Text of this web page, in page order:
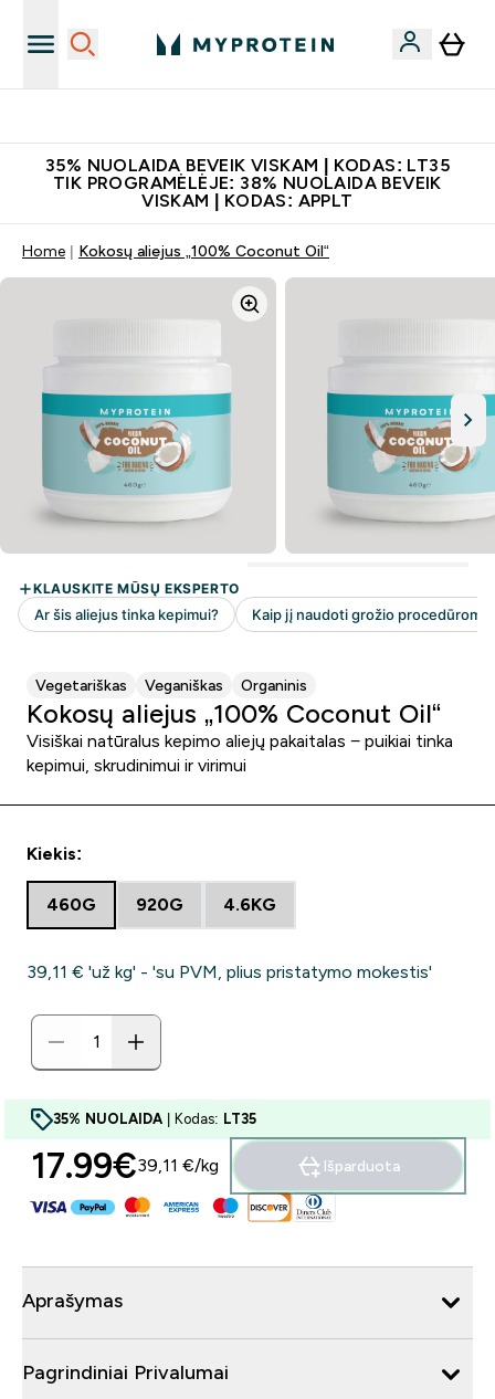
35% NUOLAIDA BEVEIK VISKAM | KODAS: LT35
TIK PROGRAMĖLĖJE: 38% NUOLAIDA BEVEIK
VISKAM | KODAS: APPLT
Home Kokosų aliejus „100% Coconut Oil“
Vegetariškas Veganiškas Organinis
Kokosų aliejus „100% Coconut Oil“
Visiškai natūralus kepimo aliejų pakaitalas − puikiai tinka
kepimui, skrudinimui ir virimui
Kiekis:
460G 920G 4.6KG
39,11 €‎ 'už kg' - 'su PVM, plius pristatymo mokestis'
35% NUOLAIDA | Kodas: LT35
17.99€‎39,11 €‎/kg Išparduota
Aprašymas
Pagrindiniai Privalumai